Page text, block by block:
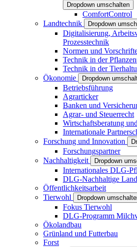
Dropdown umschalten
ComfortControl
Landtechnik
Dropdown
Digitalisierung,
Prozesstechnik
Normen und
Technik in der
Technik in der
Ökonomie
Dropdown
Betriebsführung
Agrarticker
Banken und
Agrar- und Steuerrecht
Wirtschaftsberatung
Internationale
Forschung und Innovation
Forschungspartner
Nachhaltigkeit
Dropdown
Internationales DLG-
DLG-Nachhaltige
Öffentlichkeitsarbeit
Tierwohl
Dropdown
Fokus Tierwohl
DLG-Programm
Ökolandbau
Grünland und Futterbau
Forst